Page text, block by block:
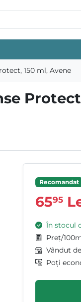
150 ml, Avene
Recomandat
6595
În stocul
Preț/
Vândut
Poți